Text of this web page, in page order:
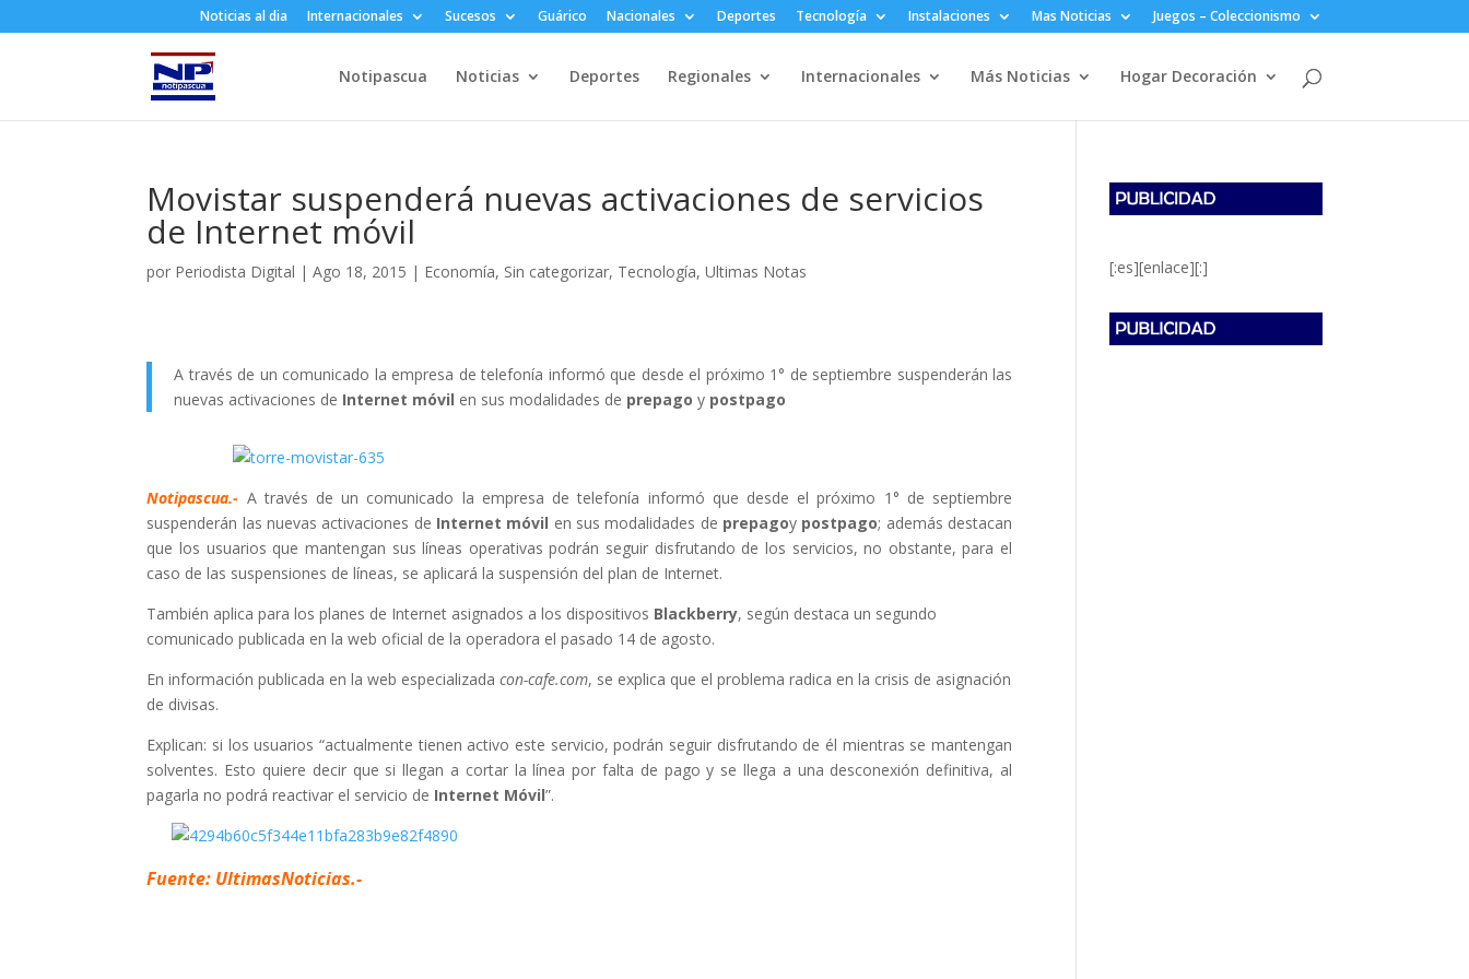
Noticias al dia Internacionales Sucesos Guárico Nacionales Deportes Tecnología Instalaciones Mas Noticias Juegos – Coleccionismo
Notipascua Noticias Deportes Regionales Internacionales Más Noticias Hogar Decoración
Movistar suspenderá nuevas activaciones de servicios
de Internet móvil
por Periodista Digital |Ago 18, 2015 | Economía, Sin categorizar, Tecnología,Ultimas Notas
A través de un comunicado la empresa de telefonía informó que desde el próximo 1° de septiembre suspenderán las
nuevas activaciones de Internet móvil en sus modalidades de prepago y postpago
Notipascua.- A través de un comunicado la empresa de telefonía informó que desde el próximo 1° de septiembre
suspenderán las nuevas activaciones de Internet móvil en sus modalidades de prepagoy postpago; además destacan
que los usuarios que mantengan sus líneas operativas podrán seguir disfrutando de los servicios, no obstante, para el
caso de las suspensiones de líneas, se aplicará la suspensión del plan de Internet.
También aplica para los planes de Internet asignados a los dispositivos Blackberry, según destaca un segundo
comunicado publicada en la web oficial de la operadora el pasado 14 de agosto.
En información publicada en la web especializadacon-cafe.com, se explica que el problema radica en la crisis de asignación
de divisas.
Explican: si los usuarios “actualmente tienen activo este servicio, podrán seguir disfrutando de él mientras se mantengan
solventes. Esto quiere decir que si llegan a cortar la línea por falta de pago y se llega a una desconexión definitiva, al
pagarla no podrá reactivar el servicio de Internet Móvil”.
Fuente: UltimasNoticias.-
[:es][enlace][:]